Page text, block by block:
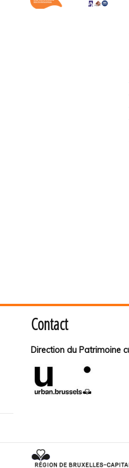
Contact
Direction du Patrimoine